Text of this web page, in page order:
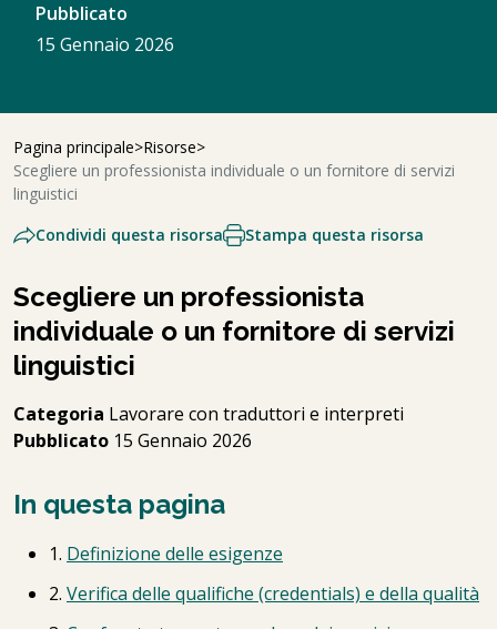
Pubblicato
15 Gennaio 2026
Pagina principale Risorse
Scegliere un professionista individuale o un fornitore di servizi
linguistici
Condividi questa risorsa
Stampa questa risorsa
Scegliere un professionista
individuale o un fornitore di servizi
linguistici
Categoria Lavorare con traduttori e interpreti
Pubblicato 15 Gennaio 2026
In questa pagina
1. Definizione delle esigenze
2. Verifica delle qualifiche (credentials) e della qualità